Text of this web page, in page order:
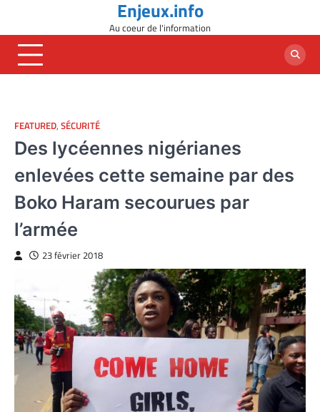
content
Enjeux.info
Au coeur de l'information
FEATURED, SÉCURITÉ
Des lycéennes nigérianes
enlevées cette semaine par des
Boko Haram secourues par
l’armée
23 février 2018